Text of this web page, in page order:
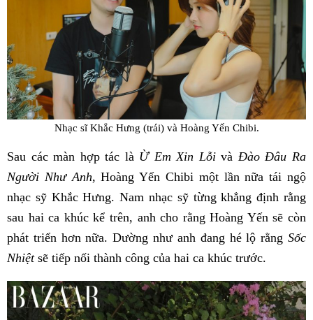
Nhạc sĩ Khắc Hưng (trái) và Hoàng Yến Chibi.
Sau các màn hợp tác là Ừ Em Xin Lỗivà Đào Đâu Ra
Người Như Anh, Hoàng Yến Chibi một lần nữa tái ngộ
nhạc sỹ Khắc Hưng. Nam nhạc sỹ từng khẳng định rằng
sau hai ca khúc kể trên, anh cho rằng Hoàng Yến sẽ còn
phát triển hơn nữa. Dường như anh đang hé lộ rằng Sốc
Nhiệt sẽ tiếp nối thành công của hai ca khúc trước.